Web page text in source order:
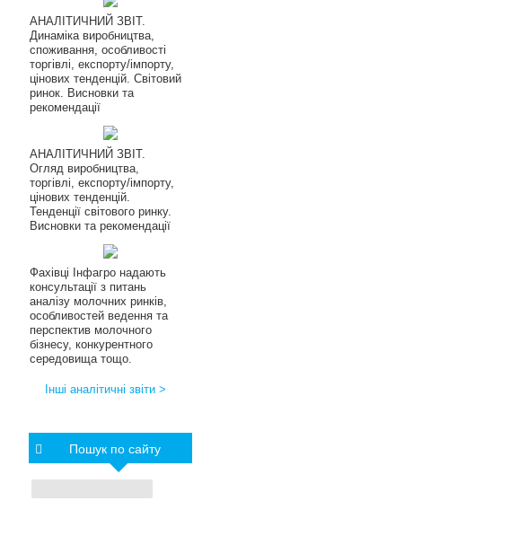
АНАЛІТИЧНИЙ ЗВІТ.
Динаміка виробництва,
споживання, особливості
торгівлі, експорту/імпорту,
цінових тенденцій. Світовий
ринок. Висновки та
рекомендації
АНАЛІТИЧНИЙ ЗВІТ.
Огляд виробництва,
торгівлі, експорту/імпорту,
цінових тенденцій.
Тенденції світового ринку.
Висновки та рекомендації
Фахівці Інфагро надають
консультації з питань
аналізу молочних ринків,
особливостей ведення та
перспектив молочного
бізнесу, конкурентного
середовища тощо.
Інші аналітичні звіти >
Пошук по сайту